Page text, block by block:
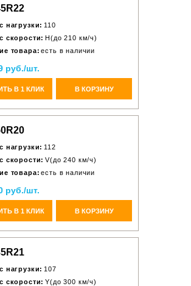
нагрузки: 110
скорости: H(до 210 км/ч)
товара: есть в наличии
руб./шт.
В 1 КЛИК В КОРЗИНУ
нагрузки: 112
скорости: V(до 240 км/ч)
товара: есть в наличии
руб./шт.
В 1 КЛИК В КОРЗИНУ
нагрузки: 107
скорости: Y(до 300 км/ч)